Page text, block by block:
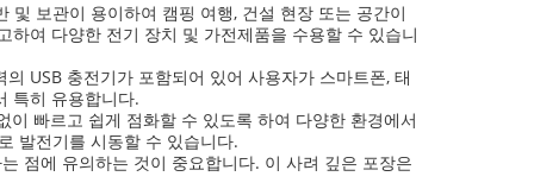
보관이 용이하여 캠핑 여행, 건설 현장 또는 공간이
여 다양한 전기 장치 및 가전제품을 수용할 수 있습니
USB 충전기가 포함되어 있어 사용자가 스마트폰, 태
특히 유용합니다.
빠르고 쉽게 점화할 수 있도록 하여 다양한 환경에서
발전기를 시동할 수 있습니다.
점에 유의하는 것이 중요합니다. 이 사려 깊은 포장은